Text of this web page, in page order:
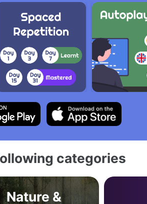
categories
Nature &